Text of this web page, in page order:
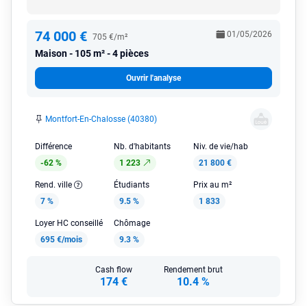
74 000 € 705 €/m²
Maison 105 m² - 4 pièces
01/05/2026
Ouvrir l'analyse
Montfort-En-Chalosse (40380)
Différence
-62 %
Nb. d'habitants
1 223
Niv. de vie/hab
21 800 €
Rend. ville
7 %
Étudiants
9.5 %
Prix au m²
1 833
Loyer HC conseillé
695 €/mois
Chômage
9.3 %
Cash flow
174 €
Rendement brut
10.4 %